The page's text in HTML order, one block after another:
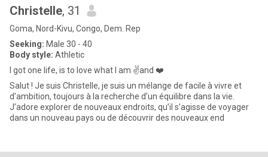
Christelle, 31
Goma, Nord-Kivu, Congo, Dem. Rep
Seeking: Male 30 - 40
Body style: Athletic
I got one life, is to love what I am ✌️and ❤️
Salut ! Je suis Christelle, je suis un mélange de facile à vivre et
d’ambition, toujours à la recherche d’un équilibre dans la vie.
J’adore explorer de nouveaux endroits, qu’il s’agisse de voyager
dans un nouveau pays ou de découvrir des nouveaux end